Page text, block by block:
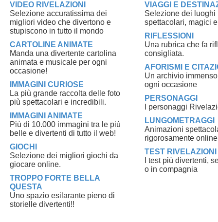
VIDEO RIVELAZIONI
Selezione accuratissima dei
migliori video che divertono e
stupiscono in tutto il mondo
CARTOLINE ANIMATE
Manda una divertente cartolina
animata e musicale per ogni
occasione!
IMMAGINI CURIOSE
La più grande raccolta delle foto
più spettacolari e incredibili.
IMMAGINI ANIMATE
Più di 10.000 immagini tra le più
belle e divertenti di tutto il web!
GIOCHI
Selezione dei migliori giochi da
giocare online.
TROPPO FORTE BELLA
QUESTA
Uno spazio esilarante pieno di
storielle divertenti!!
VIAGGI E
Selezione dei
spettacolari, magici
RIFLESSIONI
Una rubrica che fa
consigliata.
AFORISMI E
Un archivio
ogni occasione
PERSONAGGI
I personaggi
LUNGOMETRAGGI
Animazioni
rigorosamente
TEST RIVELAZIONI
I test più divertenti,
o in compagnia